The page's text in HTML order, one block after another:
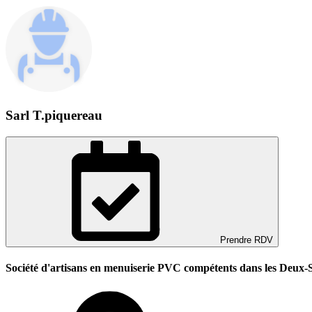
Sarl T.piquereau
Prendre RDV
Société d'artisans en menuiserie PVC compétents dans les Deux-